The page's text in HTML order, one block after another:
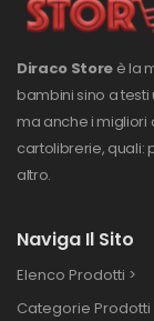
Diraco Store è la
bambini sino a testi
ma anche i
cartolibrerie, quali:
altro.
Naviga Il Sito
Elenco Prodotti >
Categorie Prodotti